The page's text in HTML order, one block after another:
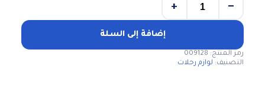
طاولة
قابله
للطي
وسهلة
−
+
إضافة إلى السلة
رمز المنتج: 009128
التصنيف: لوازم رحلات